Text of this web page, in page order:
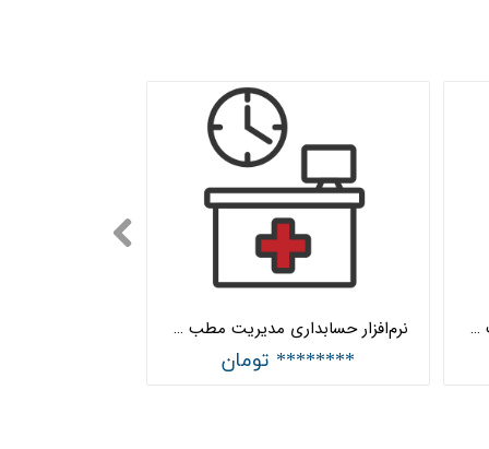
نرم‌افزار حسابداری مدیریت مطب ساده هلو APEX
******** تومان
نرم‌افزار حسابداری مدیریت مطب جامع هلو APEX